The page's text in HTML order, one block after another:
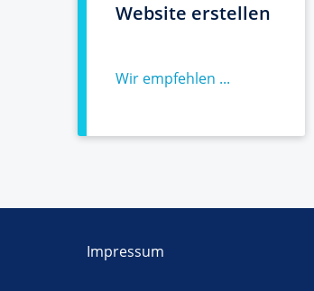
Website erstellen
Wir empfehlen ...
Impressum